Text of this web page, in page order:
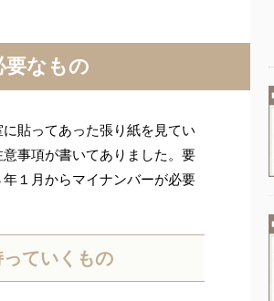
要なもの
貼ってあった張り紙を見てい
事項が書いてありました。要
１月からマイナンバーが必要
ていくもの